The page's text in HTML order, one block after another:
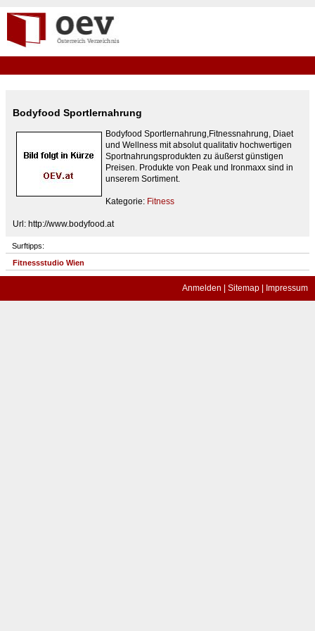
Bodyfood Sportlernahrung
Bodyfood Sportlernahrung,Fitnessnahrung, Diaet
und Wellness mit absolut qualitativ hochwertigen
Sportnahrungsprodukten zu äußerst günstigen
Preisen. Produkte von Peak und Ironmaxx sind in
unserem Sortiment.
Kategorie: Fitness
Url: http://www.bodyfood.at
Surftipps:
Fitnessstudio Wien
Anmelden Sitemap Impressum